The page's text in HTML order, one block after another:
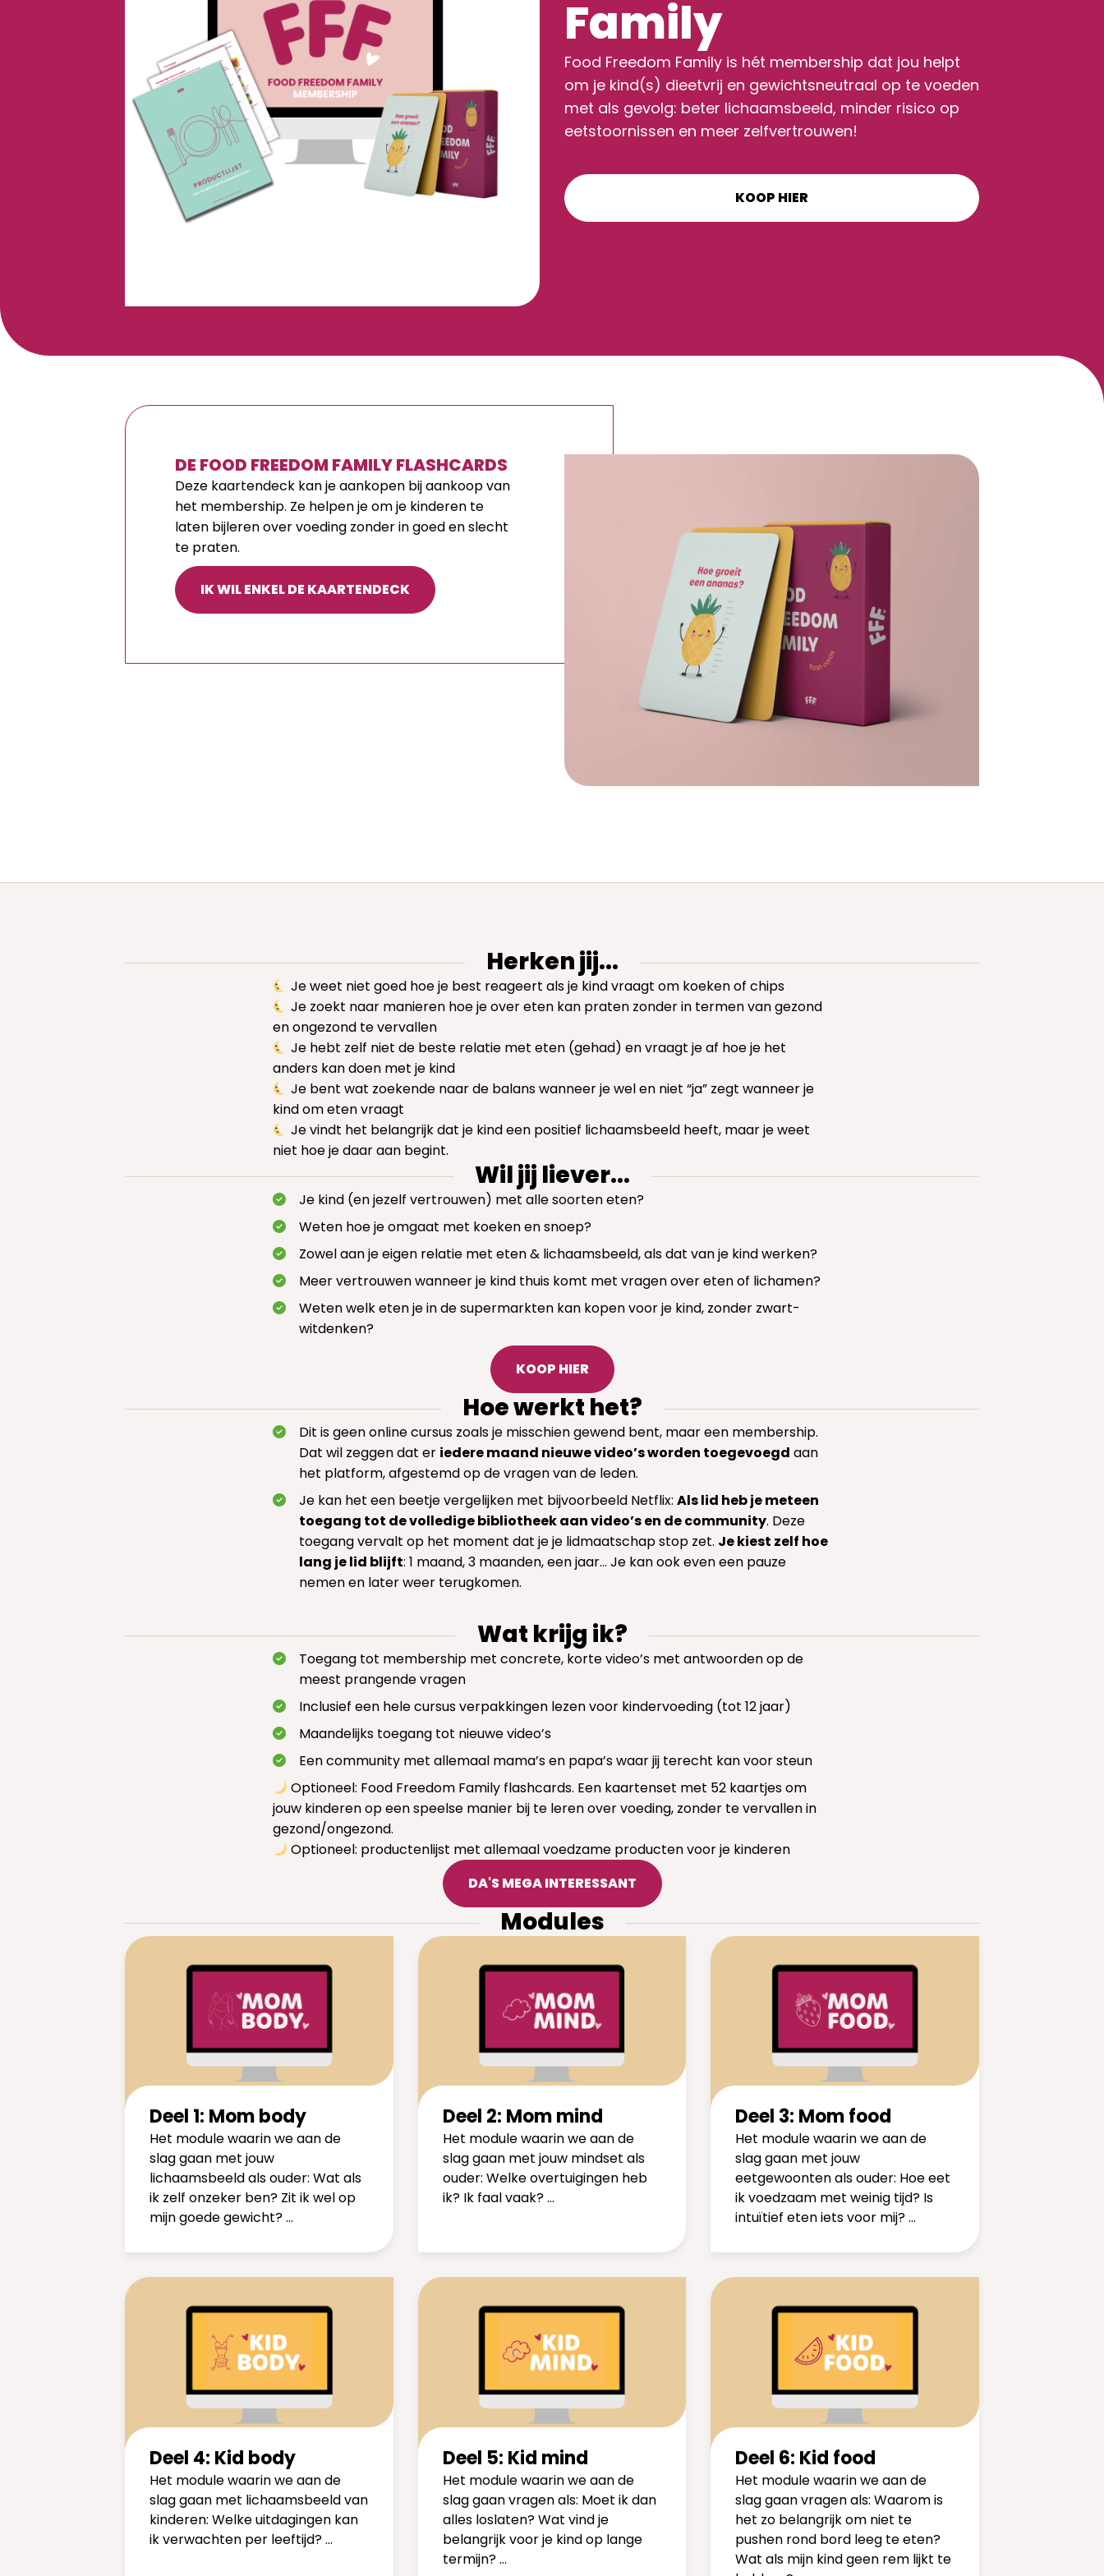
Family
Food Freedom Family is hét membership dat jou helpt
om je kind(s) dieetvrij en gewichtsneutraal op te voeden
met als gevolg: beter lichaamsbeeld, minder risico op
eetstoornissen en meer zelfvertrouwen!
KOOP HIER
DE FOOD FREEDOM FAMILY FLASHCARDS
Deze kaartendeck kan je aankopen bij aankoop van
het membership. Ze helpen je om je kinderen te
laten bijleren over voeding zonder in goed en slecht
te praten.
IK WIL ENKEL DE KAARTENDECK
Herken jij...
Je weet niet goed hoe je best reageert als je kind vraagt om koeken of chips
Je zoekt naar manieren hoe je over eten kan praten zonder in termen van gezond
en ongezond te vervallen
Je hebt zelf niet de beste relatie met eten (gehad) en vraagt je af hoe je het
anders kan doen met je kind
Je bent wat zoekende naar de balans wanneer je wel en niet “ja” zegt wanneer je
kind om eten vraagt
Je vindt het belangrijk dat je kind een positief lichaamsbeeld heeft, maar je weet
niet hoe je daar aan begint.
Wil jij liever...
Je kind (en jezelf vertrouwen) met alle soorten eten?
Weten hoe je omgaat met koeken en snoep?
Zowel aan je eigen relatie met eten & lichaamsbeeld, als dat van je kind werken?
Meer vertrouwen wanneer je kind thuis komt met vragen over eten of lichamen?
Weten welk eten je in de supermarkten kan kopen voor je kind, zonder zwart-
witdenken?
KOOP HIER
Hoe werkt het?
Dit is geen online cursus zoals je misschien gewend bent, maar een membership.
Dat wil zeggen dat er iedere maand nieuwe video’s worden toegevoegd aan
het platform, afgestemd op de vragen van de leden.
Je kan het een beetje vergelijken met bijvoorbeeld Netflix: Als lid heb je meteen
toegang tot de volledige bibliotheek aan video’s en de community. Deze
toegang vervalt op het moment dat je je lidmaatschap stop zet. Je kiest zelf hoe
lang je lid blijft: 1 maand, 3 maanden, een jaar… Je kan ook even een pauze
nemen en later weer terugkomen.
Wat krijg ik?
Toegang tot membership met concrete, korte video’s met antwoorden op de
meest prangende vragen
Inclusief een hele cursus verpakkingen lezen voor kindervoeding (tot 12 jaar)
Maandelijks toegang tot nieuwe video’s
Een community met allemaal mama’s en papa’s waar jij terecht kan voor steun
Optioneel: Food Freedom Family flashcards. Een kaartenset met 52 kaartjes om
jouw kinderen op een speelse manier bij te leren over voeding, zonder te vervallen in
gezond/ongezond.
Optioneel: productenlijst met allemaal voedzame producten voor je kinderen
DA'S MEGA INTERESSANT
Modules
Deel 1: Mom body
Het module waarin we aan de
slag gaan met jouw
lichaamsbeeld als ouder: Wat als
ik zelf onzeker ben? Zit ik wel op
mijn goede gewicht? …
Deel 2: Mom mind
Het module waarin we aan de
slag gaan met jouw mindset als
ouder: Welke overtuigingen heb
ik? Ik faal vaak? …
Deel 3: Mom food
Het module waarin we aan de
slag gaan met jouw
eetgewoonten als ouder: Hoe eet
ik voedzaam met weinig tijd? Is
intuïtief eten iets voor mij? …
Deel 4: Kid body
Het module waarin we aan de
slag gaan met lichaamsbeeld van
kinderen: Welke uitdagingen kan
ik verwachten per leeftijd? …
Deel 5: Kid mind
Het module waarin we aan de
slag gaan vragen als: Moet ik dan
alles loslaten? Wat vind je
belangrijk voor je kind op lange
termijn? …
Deel 6: Kid food
Het module waarin we aan de
slag gaan vragen als: Waarom is
het zo belangrijk om niet te
pushen rond bord leeg te eten?
Wat als mijn kind geen rem lijkt te